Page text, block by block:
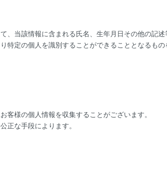
、当該情報に含まれる氏名、生年月日その他の記
定の個人を識別することができることとなるもの
客様の個人情報を収集することがございます。
正な手段によります。